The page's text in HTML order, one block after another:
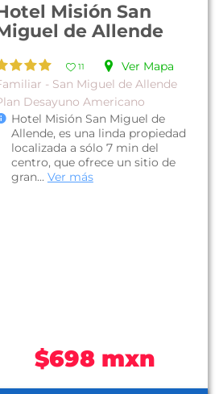
Misión San
de Allende
11
Ver Mapa
- San Miguel de Allende
Desayuno Americano
Hotel Misión San Miguel de
Allende, es una linda propiedad
localizada a sólo 7 min del
centro, que ofrece un sitio de
gran... Ver más
$698 mxn